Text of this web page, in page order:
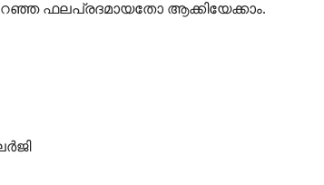
ഫലപ്രദമായതോ ആക്കിയേക്കാം.